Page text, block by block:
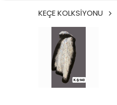
KEÇE KOLKSİYONU